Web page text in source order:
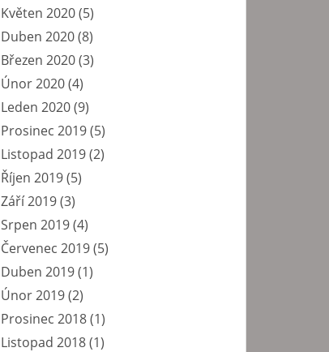
Květen 2020(5)
Duben 2020(8)
Březen 2020(3)
Únor 2020(4)
Leden 2020(9)
Prosinec 2019(5)
Listopad 2019(2)
Říjen 2019(5)
Září 2019(3)
Srpen 2019(4)
Červenec 2019(5)
Duben 2019(1)
Únor 2019(2)
Prosinec 2018(1)
Listopad 2018(1)